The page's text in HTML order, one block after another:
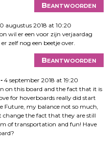
Beantwoorden
augustus 2018 at 10:20
wil er een voor zijn verjaardag
zelf nog een beetje over.
Beantwoorden
4 september 2018 at 19:20
on this board and the fact that it is
for hoverboards really did start
Future, my balance not so much,
change the fact that they are still
of transportation and fun! Have